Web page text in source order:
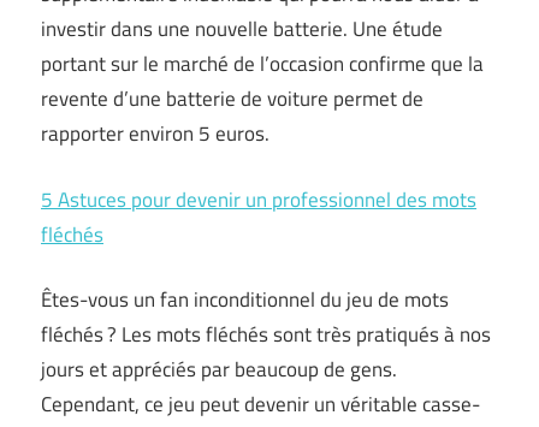
investir dans une nouvelle batterie. Une étude
portant sur le marché de l’occasion confirme que la
revente d’une batterie de voiture permet de
rapporter environ 5 euros.
5 Astuces pour devenir un professionnel des mots
fléchés
Êtes-vous un fan inconditionnel du jeu de mots
fléchés ? Les mots fléchés sont très pratiqués à nos
jours et appréciés par beaucoup de gens.
Cependant, ce jeu peut devenir un véritable casse-